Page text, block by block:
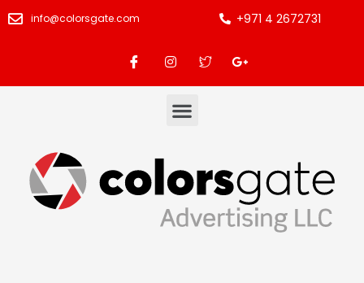
info@colorsgate.com +971 4 2672731